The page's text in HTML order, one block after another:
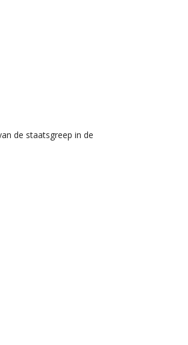
de staatsgreep in de